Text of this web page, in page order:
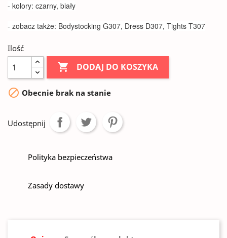
- kolory: czarny, biały
- zobacz także: Bodystocking G307, Dress D307, Tights T307
Ilość
 DODAJ DO KOSZYKA
 Obecnie brak na stanie
Udostępnij
Polityka bezpieczeństwa
Zasady dostawy